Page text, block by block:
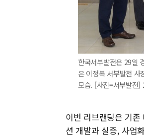
한국서부발전은 29일
은 이정복 서부발전 사
모습. [사진=서부발
이번 리브랜딩은 기
션 개발과 실증, 사업